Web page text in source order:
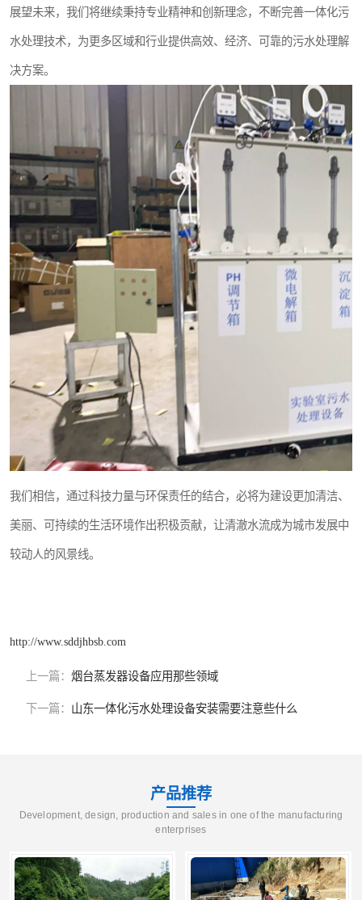
展望未来，我们将继续秉持专业精神和创新理念，不断完善一体化污
水处理技术，为更多区域和行业提供高效、经济、可靠的污水处理解
决方案。
我们相信，通过科技力量与环保责任的结合，必将为建设更加清洁、
美丽、可持续的生活环境作出积极贡献，让清澈水流成为城市发展中
较动人的风景线。
http://www.sddjhbsb.com
上一篇： 烟台蒸发器设备应用那些领域
下一篇： 山东一体化污水处理设备安装需要注意些什么
产品推荐
Development, design, production and sales in one of the manufacturing
enterprises